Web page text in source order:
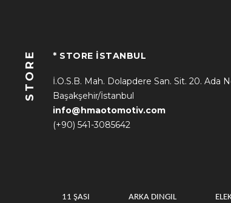
STORE * STORE İSTANBUL
İ.O.S.B. Mah. Dolapdere San. Sit. 20. Ada
Başakşehir/İstanbul
info@hmaotomotiv.com
(+90) 541-3085642
11 ŞASI ARKA DINGIL